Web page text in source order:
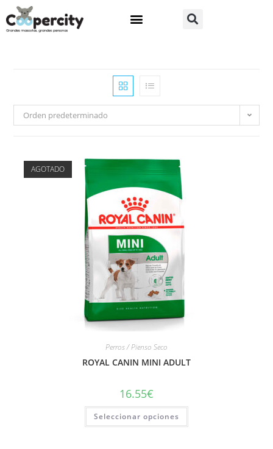
Orden predeterminado
AGOTADO
Perros / Pienso Seco
ROYAL CANIN MINI ADULT
16.55€
Seleccionar opciones